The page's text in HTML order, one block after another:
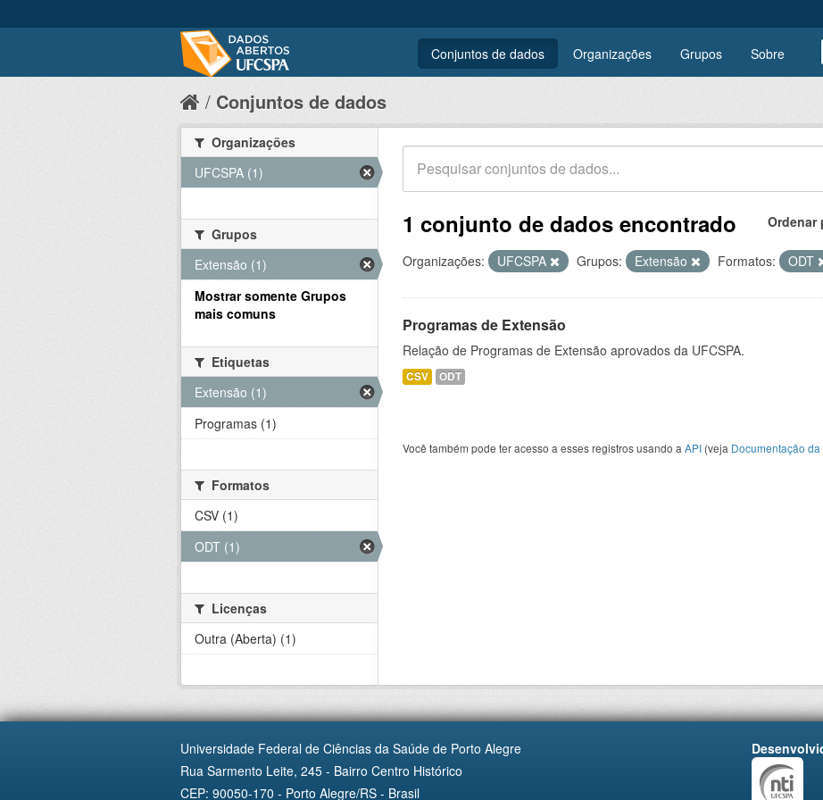
Conjuntos de dados Organizações Grupos Sobre
Conjuntos de dados
Ordenar
1 conjunto de dados encontrado
Organizações: UFCSPA Grupos: Extensão Formatos: ODT
Programas de Extensão
Relação de Programas de Extensão aprovados da UFCSPA.
CSV ODT
Você também pode ter acesso a esses registros usando a API (veja Documentação da
Organizações
UFCSPA (1)
Grupos
Extensão (1)
Mostrar somente Grupos
mais comuns
Etiquetas
Extensão (1)
Programas (1)
Formatos
CSV (1)
ODT (1)
Licenças
Outra (Aberta) (1)
Universidade Federal de Ciências da Saúde de Porto Alegre
Rua Sarmento Leite, 245 - Bairro Centro Histórico
CEP: 90050-170 - Porto Alegre/RS - Brasil